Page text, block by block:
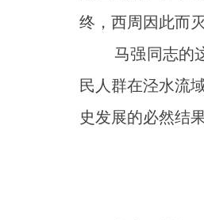
终，西周因此而灭
马强同志的这
民人群在泾水流
史发展的必然结